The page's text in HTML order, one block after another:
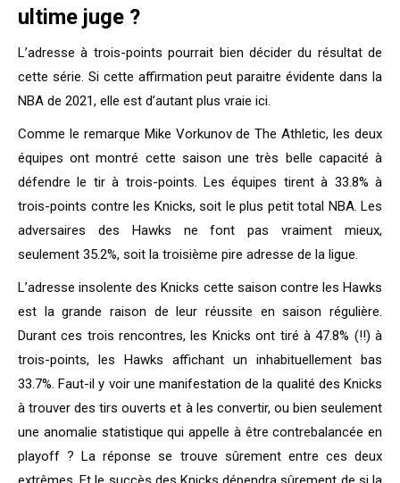
ultime juge ?
L’adresse à trois-points pourrait bien décider du résultat de
cette série. Si cette affirmation peut paraitre évidente dans la
NBA de 2021, elle est d’autant plus vraie ici.
Comme le remarque Mike Vorkunov de The Athletic, les deux
équipes ont montré cette saison une très belle capacité à
défendre le tir à trois-points. Les équipes tirent à 33.8% à
trois-points contre les Knicks, soit le plus petit total NBA. Les
adversaires des Hawks ne font pas vraiment mieux,
seulement 35.2%, soit la troisième pire adresse de la ligue.
L’adresse insolente des Knicks cette saison contre les Hawks
est la grande raison de leur réussite en saison régulière.
Durant ces trois rencontres, les Knicks ont tiré à 47.8% (!!) à
trois-points, les Hawks affichant un inhabituellement bas
33.7%. Faut-il y voir une manifestation de la qualité des Knicks
à trouver des tirs ouverts et à les convertir, ou bien seulement
une anomalie statistique qui appelle à être contrebalancée en
playoff ? La réponse se trouve sûrement entre ces deux